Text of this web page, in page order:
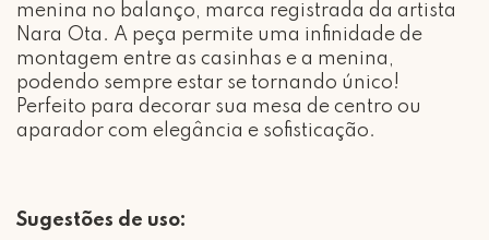
menina no balanço, marca registrada da artista
Nara Ota. A peça permite uma infinidade de
montagem entre as casinhas e a menina,
podendo sempre estar se tornando único!
Perfeito para decorar sua mesa de centro ou
aparador com elegância e sofisticação.
Sugestões de uso: